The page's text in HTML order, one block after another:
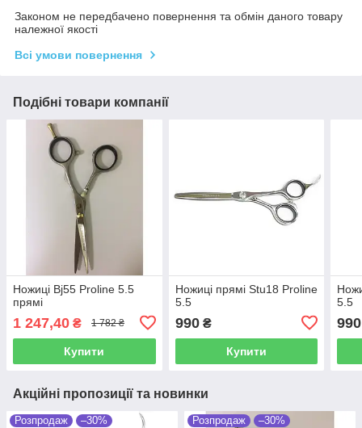
Законом не передбачено повернення та обмін даного товару
належної якості
Всі умови повернення
Подібні товари компанії
Ножиці Bj55 Proline 5.5
прямі
1 247,40 ₴ 1 782 ₴
Купити
Ножиці прямі Stu18 Proline
5.5
990₴
Купити
5.5
990
Акційні пропозиції та новинки
Розпродаж –30% Розпродаж –30%